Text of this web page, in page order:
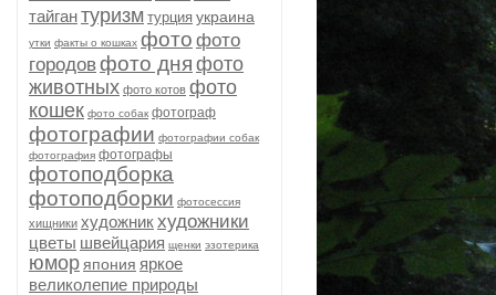
тайгантуризм турция украина
утки факты о кошках фото фото
городовфото дня фото
животных фото котов фото
кошек фото собак фотограф
фотографии фотографии собак
фотография фотографы
фотоподборка
фотоподборки фотосессия
хищники художникхудожники
цветы швейцария щенки эзотерика
юмор япония яркое
великолепие природы